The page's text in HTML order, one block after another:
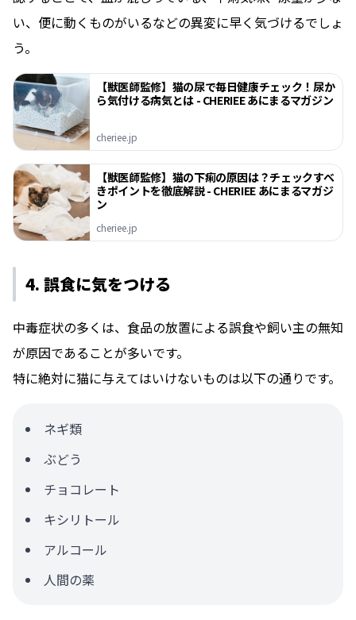
い、便に動くものがいるなどの異変に早く気づけるでしょ
う。
【獣医師監修】猫の尿で毎日健康チェック！尿か
ら気付ける病気とは - CHERIEE あにまるマガジン
cheriee.jp
【獣医師監修】猫の下痢の原因は？チェックすべ
きポイントを徹底解説 - CHERIEE あにまるマガジ
ン
cheriee.jp
4. 誤食に気をつける
中毒症状の多くは、食品の放置による誤食や飼い主の無知
が原因であることが多いです。
特に絶対に猫に与えてはいけないものは以下の通りです。
ネギ類
ぶどう
チョコレート
キシリトール
アルコール
人間の薬